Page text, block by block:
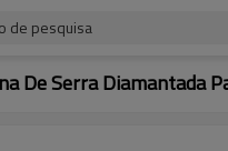
de pesquisa
De Serra Diamantada